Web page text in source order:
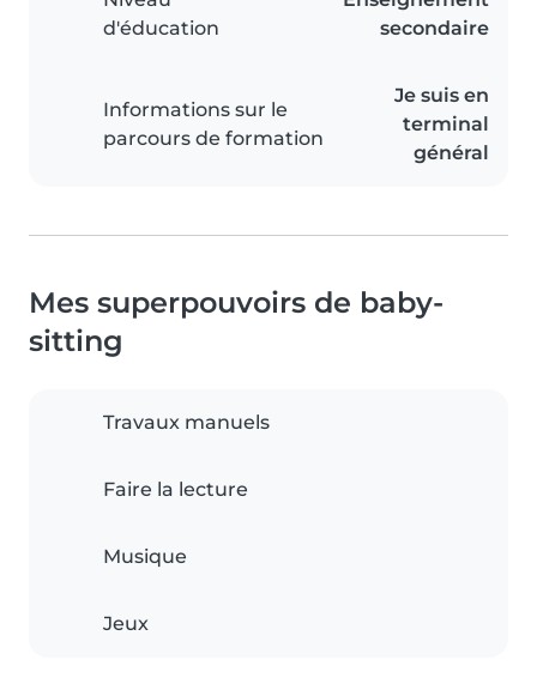
d'éducation
secondaire
Informations sur le
parcours de formation
Je suis en
terminal
général
Mes superpouvoirs de baby-
sitting
Travaux manuels
Faire la lecture
Musique
Jeux